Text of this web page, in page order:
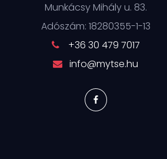
Munkácsy Mihály u. 83.
Adószám: 18280355-1-13
+36 30 479 7017
info@mytse.hu